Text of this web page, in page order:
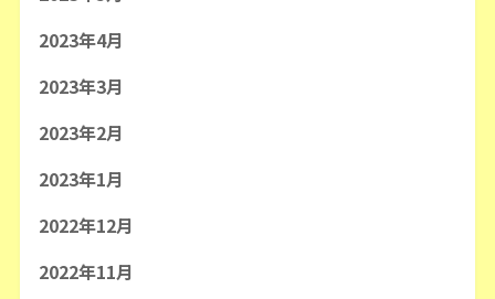
2023年4月
2023年3月
2023年2月
2023年1月
2022年12月
2022年11月